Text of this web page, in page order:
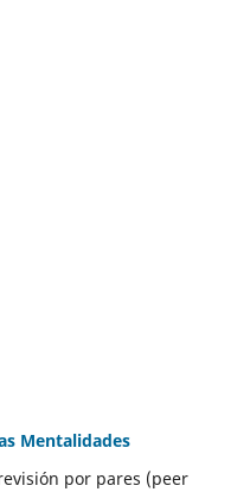
Mentalidades
por pares (peer